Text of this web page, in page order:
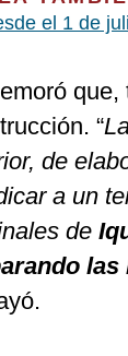
el 1 de
“
de
a un
de